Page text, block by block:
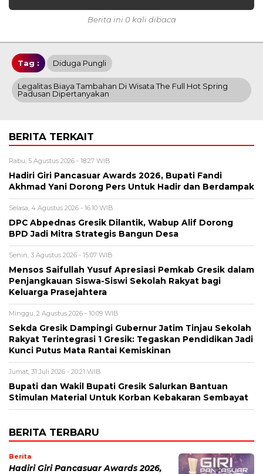
Berita ini 0 kali dibaca
Tag : Diduga Pungli
Legalitas Biaya Tambahan Di Wisata The Full Hot Spring
Padusan Dipertanyakan
BERITA TERKAIT
Rabu, 5 Agustus 2026 - 18:27 WIB
Hadiri Giri Pancasuar Awards 2026, Bupati Fandi
Akhmad Yani Dorong Pers Untuk Hadir dan Berdampak
Selasa, 4 Agustus 2026 - 16:10 WIB
DPC Abpednas Gresik Dilantik, Wabup Alif Dorong
BPD Jadi Mitra Strategis Bangun Desa
Senin, 3 Agustus 2026 - 15:07 WIB
Mensos Saifullah Yusuf Apresiasi Pemkab Gresik dalam
Penjangkauan Siswa-Siswi Sekolah Rakyat bagi
Keluarga Prasejahtera
Minggu, 2 Agustus 2026 - 10:09 WIB
Sekda Gresik Dampingi Gubernur Jatim Tinjau Sekolah
Rakyat Terintegrasi 1 Gresik: Tegaskan Pendidikan Jadi
Kunci Putus Mata Rantai Kemiskinan
Jumat, 31 Juli 2026 - 20:21 WIB
Bupati dan Wakil Bupati Gresik Salurkan Bantuan
Stimulan Material Untuk Korban Kebakaran Sembayat
BERITA TERBARU
Berita
Hadiri Giri Pancasuar Awards 2026,